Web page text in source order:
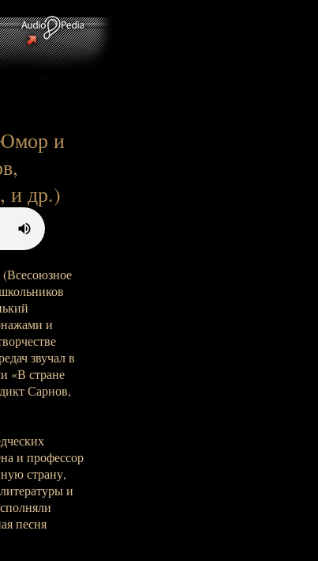
и
и др.)
(Всесоюзное
и
звучал в
«В стране
Сарнов,
и профессор
страну,
и
песня